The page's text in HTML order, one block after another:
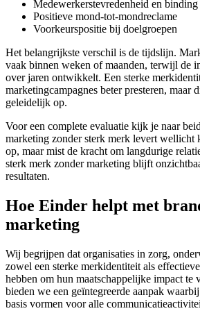
Medewerkerstevredenheid en binding
Positieve mond-tot-mondreclame
Voorkeurspositie bij doelgroepen
Het belangrijkste verschil is de tijdslijn.
vaak binnen weken of maanden, terwijl de
over jaren ontwikkelt. Een sterke
marketingcampagnes beter presteren, maar
geleidelijk op.
Voor een complete evaluatie kijk je naar
marketing zonder sterk merk levert wellicht
op, maar mist de kracht om langdurige
sterk merk zonder marketing blijft
resultaten.
Hoe Einder helpt met
marketing
Wij begrijpen dat organisaties in zorg,
zowel een sterke merkidentiteit als
hebben om hun maatschappelijke impact te
bieden we een geïntegreerde aanpak waarbij
basis vormen voor alle